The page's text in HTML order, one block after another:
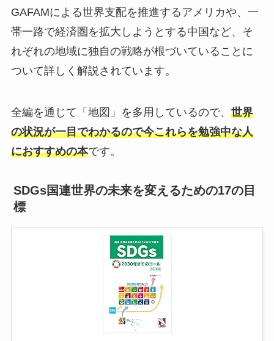
GAFAMによる世界支配を推進するアメリカや、一
帯一路で経済圏を拡大しようとする中国など、そ
れぞれの地域に独自の戦略が根づいていることに
ついて詳しく解説されています。
全編を通じて「地図」を多用しているので、 世界
の状況が一目でわかるので今これらを勉強中な人
におすすめの本です。
SDGs国連世界の未来を変えるための17の目
標